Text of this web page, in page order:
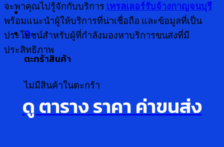
0
ตะกร้าสินค้า
ไม่มีสินค้าในตะกร้า
จะพาคุณไปรู้จักกับบริการ เทรลเลอร์รับจ้างกาญจนบุรี
พร้อมแนะนำผู้ให้บริการที่น่าเชื่อถือ และข้อมูลที่เป็น
ประโยชน์สำหรับผู้ที่กำลังมองหาบริการขนส่งที่มี
ประสิทธิภาพ
ดู ตาราง ราคา ค่าขนส่ง